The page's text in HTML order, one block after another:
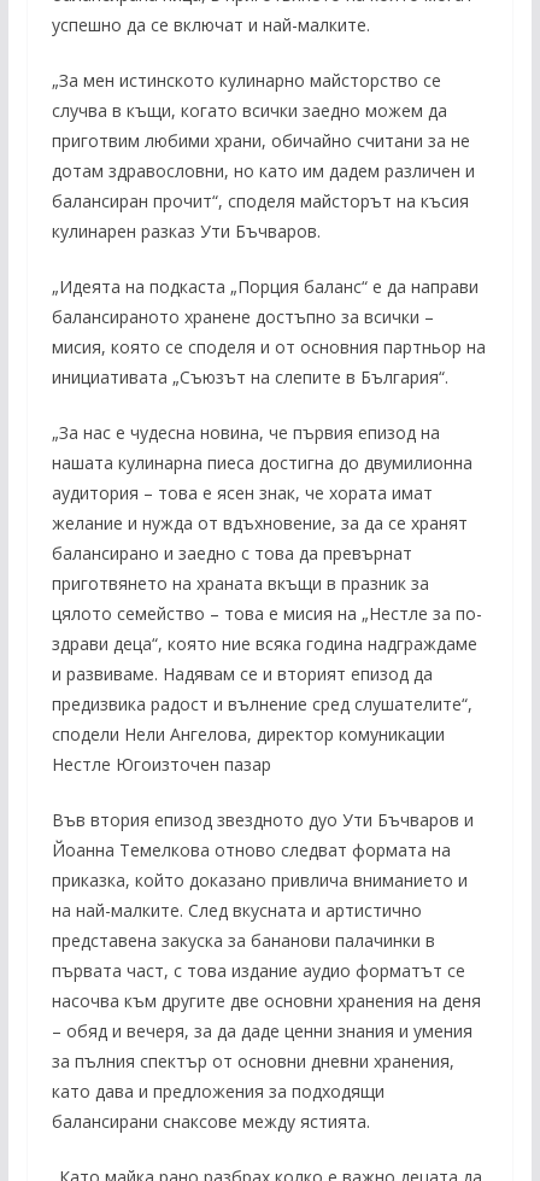
успешно да се включат и най-малките.
„За мен истинското кулинарно майсторство се
случва в къщи, когато всички заедно можем да
приготвим любими храни, обичайно считани за не
дотам здравословни, но като им дадем различен и
балансиран прочит“, споделя майсторът на късия
кулинарен разказ Ути Бъчваров.
„Идеята на подкаста „Порция баланс“ е да направи
балансираното хранене достъпно за всички –
мисия, която се споделя и от основния партньор на
инициативата „Съюзът на слепите в България“.
„За нас е чудесна новина, че първия епизод на
нашата кулинарна пиеса достигна до двумилионна
аудитория – това е ясен знак, че хората имат
желание и нужда от вдъхновение, за да се хранят
балансирано и заедно с това да превърнат
приготвянето на храната вкъщи в празник за
цялото семейство – това е мисия на „Нестле за по-
здрави деца“, която ние всяка година надграждаме
и развиваме. Надявам се и вторият епизод да
предизвика радост и вълнение сред слушателите“,
сподели Нели Ангелова, директор комуникации
Нестле Югоизточен пазар
Във втория епизод звездното дуо Ути Бъчваров и
Йоанна Темелкова отново следват формата на
приказка, който доказано привлича вниманието и
на най-малките. След вкусната и артистично
представена закуска за бананови палачинки в
първата част, с това издание аудио форматът се
насочва към другите две основни хранения на деня
– обяд и вечеря, за да даде ценни знания и умения
за пълния спектър от основни дневни хранения,
като дава и предложения за подходящи
балансирани снаксове между ястията.
„Като майка рано разбрах колко е важно децата да